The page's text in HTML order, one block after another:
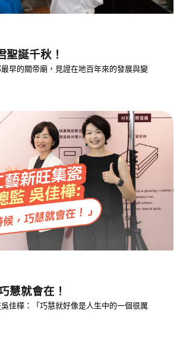
聖誕千秋！
早的關帝廟，見證在地百年來的發展與變
慧就會在！
佳樺：「巧慧就好像是人生中的一個很厲